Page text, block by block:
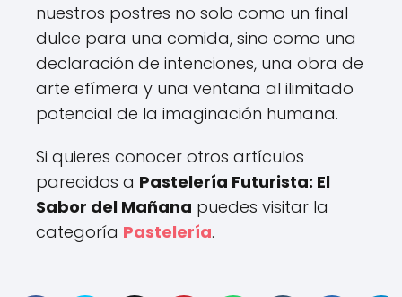
nuestros postres no solo como un final
dulce para una comida, sino como una
declaración de intenciones, una obra de
arte efímera y una ventana al ilimitado
potencial de la imaginación humana.
Si quieres conocer otros artículos
parecidos a Pastelería Futurista: El
Sabor del Mañana puedes visitar la
categoría Pastelería.